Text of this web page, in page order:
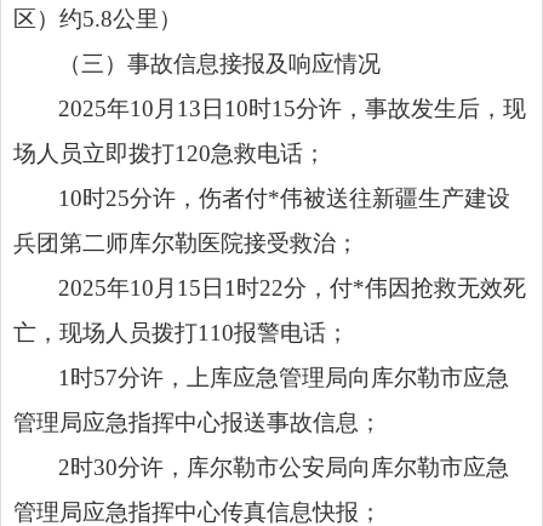
区）约5.8公里）
（三）事故信息接报及响应情况
2025年10月13日10时15分许，事故发生后，现
场人员立即拨打120急救电话；
10时25分许，伤者付*伟被送往新疆生产建设
兵团第二师库尔勒医院接受救治；
2025年10月15日1时22分，付*伟因抢救无效死
亡，现场人员拨打110报警电话；
1时57分许，上库应急管理局向库尔勒市应急
管理局应急指挥中心报送事故信息；
2时30分许，库尔勒市公安局向库尔勒市应急
管理局应急指挥中心传真信息快报；